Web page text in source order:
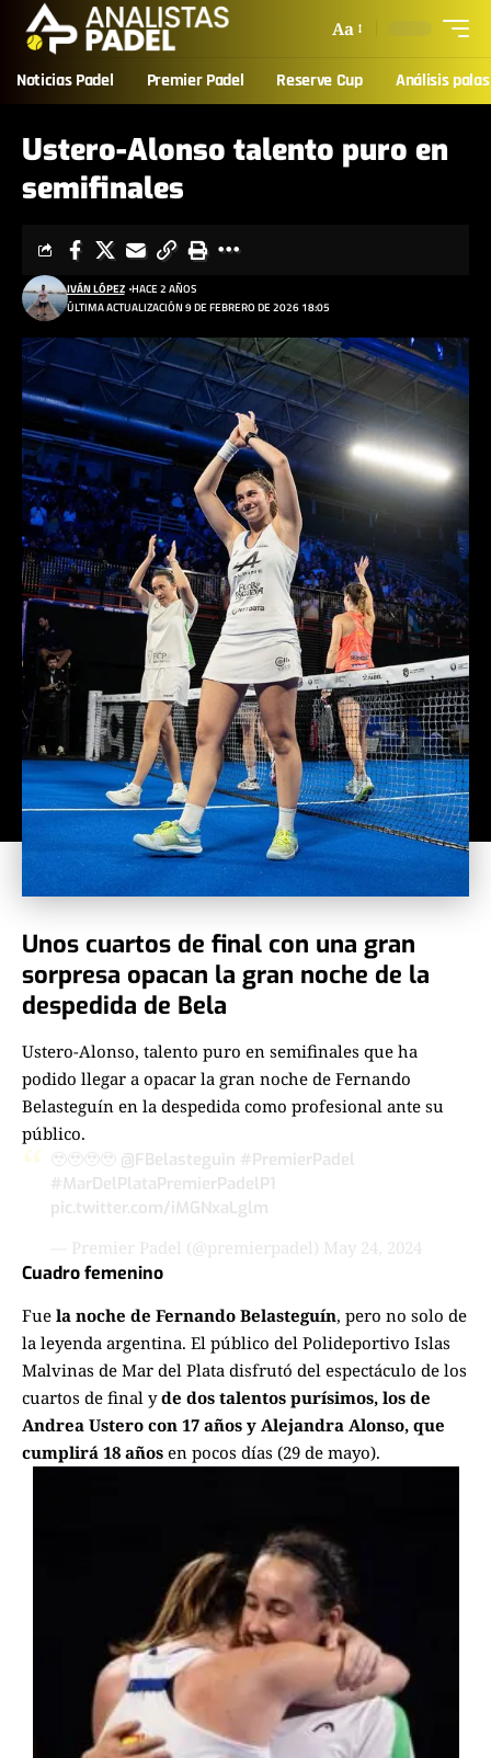
Aa
Noticias Padel Premier Padel Reserve Cup Análisis palas
Ustero-Alonso talento puro en
semifinales
ÚLTIMA ACTUALIZACIÓN 9 DE FEBRERO DE 2026 18:05
IVÁN LÓPEZ HACE 2 AÑOS
Unos cuartos de final con una gran
sorpresa opacan la gran noche de la
despedida de Bela
Ustero-Alonso, talento puro en semifinales que ha
podido llegar a opacar la gran noche de Fernando
Belasteguín en la despedida como profesional ante su
público.
🥹🥹🥹🥹 @FBelasteguin #PremierPadel
#MarDelPlataPremierPadelP1
pic.twitter.com/iMGNxaLglm
— Premier Padel (@premierpadel) May 24, 2024
Cuadro femenino
Fue la noche de Fernando Belasteguín, pero no solo de
la leyenda argentina. El público del Polideportivo Islas
Malvinas de Mar del Plata disfrutó del espectáculo de los
cuartos de final yde dos talentos purísimos, los de
Andrea Ustero con 17 años y Alejandra Alonso, que
cumplirá 18 años en pocos días (29 de mayo).